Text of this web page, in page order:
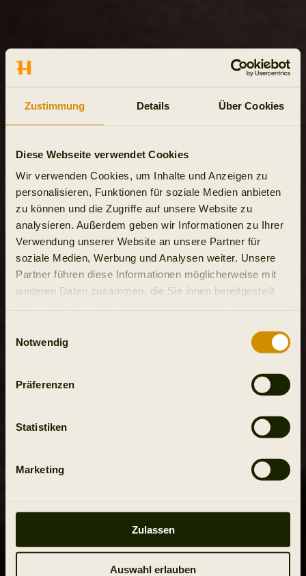
Zustimmung Details Über Cookies
Diese Webseite verwendet Cookies
Wir verwenden Cookies, um Inhalte und Anzeigen zu
personalisieren, Funktionen für soziale Medien anbieten
zu können und die Zugriffe auf unsere Website zu
analysieren. Außerdem geben wir Informationen zu Ihrer
Verwendung unserer Website an unsere Partner für
soziale Medien, Werbung und Analysen weiter. Unsere
Partner führen diese Informationen möglicherweise mit
weiteren Daten zusammen, die Sie ihnen bereitgestellt
Notwendig
Präferenzen
Statistiken
Marketing
Zulassen
Auswahl erlauben